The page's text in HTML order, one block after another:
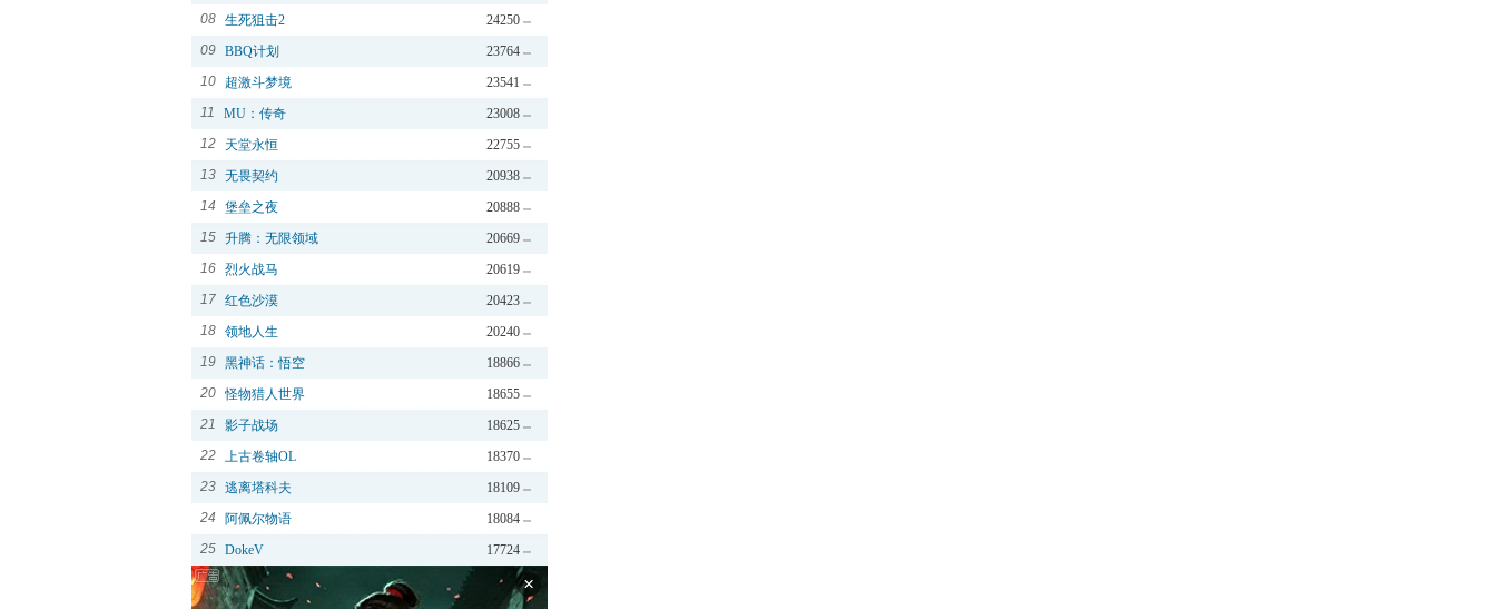
08
24250
生死狙击2
09
23764
BBQ计划
10
23541
超激斗梦境
11
23008
MU：传奇
12
22755
天堂永恒
13
20938
无畏契约
14
20888
堡垒之夜
15
20669
升腾：无限领域
16
20619
烈火战马
17
20423
红色沙漠
18
20240
领地人生
19
18866
黑神话：悟空
20
18655
怪物猎人世界
21
18625
影子战场
22
18370
上古卷轴OL
23
18109
逃离塔科夫
24
18084
阿佩尔物语
25
17724
DokeV
×